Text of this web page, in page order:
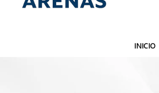
INICIO